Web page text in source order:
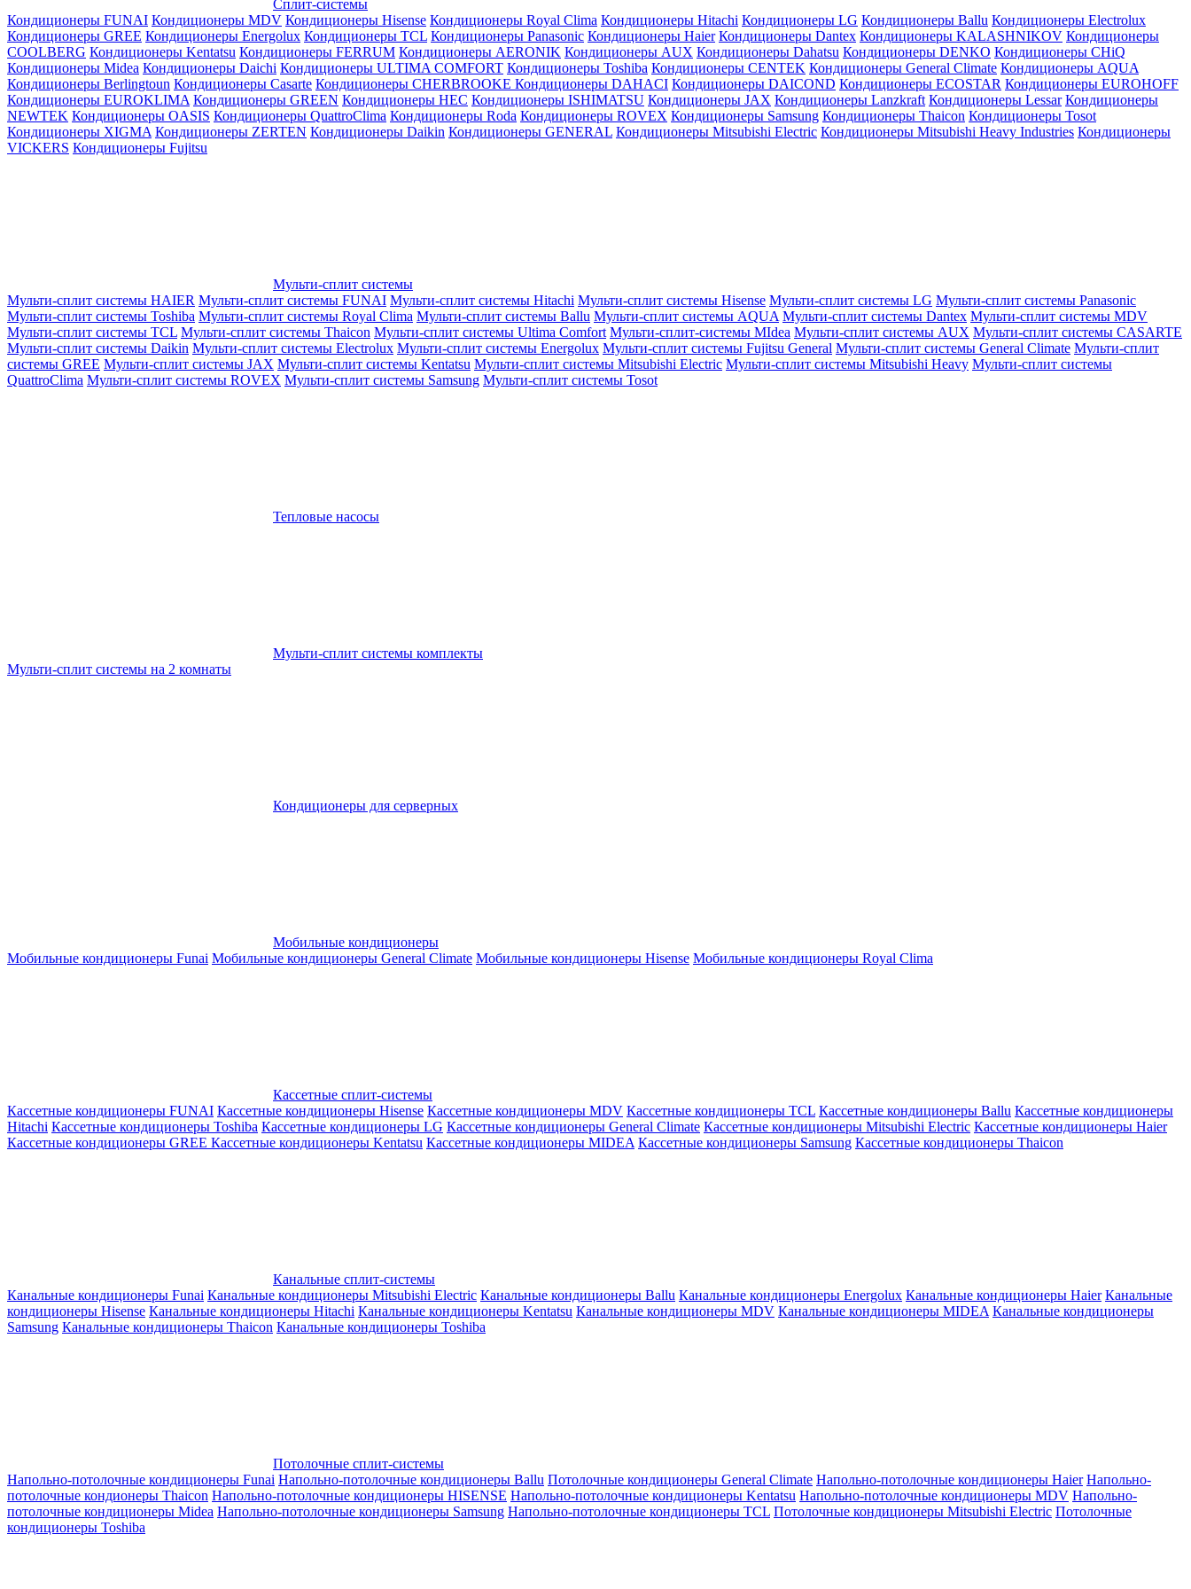
Сплит-системы
Кондиционеры FUNAI Кондиционеры MDV Кондиционеры Hisense Кондиционеры Royal Clima Кондиционеры Hitachi Кондиционеры LG Кондиционеры Ballu Кондиционеры Electrolux
Кондиционеры GREE Кондиционеры Energolux Кондиционеры TCL Кондиционеры Panasonic Кондиционеры Haier Кондиционеры Dantex Кондиционеры KALASHNIKOV Кондиционеры
СOOLBERG Кондиционеры Kentatsu Кондиционеры FERRUM Кондиционеры AERONIK Кондиционеры AUX Кондиционеры Dahatsu Кондиционеры DENKO Кондиционеры CHiQ
Кондиционеры Midea Кондиционеры Daichi Кондиционеры ULTIMA COMFORT Кондиционеры Toshiba Кондиционеры CENTEK Кондиционеры General Climate Кондиционеры AQUA
Кондиционеры Berlingtoun Кондиционеры Casarte Кондиционеры CHERBROOKE Кондиционеры DAHACI Кондиционеры DAICOND Кондиционеры ECOSTAR Кондиционеры EUROHOFF
Кондиционеры EUROKLIMA Кондиционеры GREEN Кондиционеры HEC Кондиционеры ISHIMATSU Кондиционеры JAX Кондиционеры Lanzkraft Кондиционеры Lessar Кондиционеры
NEWTEK Кондиционеры OASIS Кондиционеры QuattroClima Кондиционеры Roda Кондиционеры ROVEX Кондиционеры Samsung Кондиционеры Thaicon Кондиционеры Tosot
Кондиционеры XIGMA Кондиционеры ZERTEN Кондиционеры Daikin Кондиционеры GENERAL Кондиционеры Mitsubishi Electric Кондиционеры Mitsubishi Heavy Industries Кондиционеры
VICKERS Кондиционеры Fujitsu
Мульти-сплит системы
Мульти-сплит системы HAIER Мульти-сплит системы FUNAI Мульти-сплит системы Hitachi Мульти-сплит системы Hisense Мульти-сплит системы LG Мульти-сплит системы Panasonic
Мульти-сплит системы Toshiba Мульти-сплит системы Royal Clima Мульти-сплит системы Ballu Мульти-сплит системы AQUA Мульти-сплит системы Dantex Мульти-сплит системы MDV
Мульти-сплит системы TCL Мульти-сплит системы Thaicon Мульти-сплит системы Ultima Comfort Мульти-сплит-системы MIdea Мульти-сплит системы AUX Мульти-сплит системы CASARTE
Мульти-сплит системы Daikin Мульти-сплит системы Electrolux Мульти-сплит системы Energolux Мульти-сплит системы Fujitsu General Мульти-сплит системы General Climate Мульти-сплит
системы GREE Мульти-сплит системы JAX Мульти-сплит системы Kentatsu Мульти-сплит системы Mitsubishi Electric Мульти-сплит системы Mitsubishi Heavy Мульти-сплит системы
QuattroClima Мульти-сплит системы ROVEX Мульти-сплит системы Samsung Мульти-сплит системы Tosot
Тепловые насосы
Мульти-сплит системы комплекты
Мульти-сплит системы на 2 комнаты
Кондиционеры для серверных
Мобильные кондиционеры
Мобильные кондиционеры Funai Мобильные кондиционеры General Climate Мобильные кондиционеры Hisense Мобильные кондиционеры Royal Clima
Кассетные сплит-системы
Кассетные кондиционеры FUNAI Кассетные кондиционеры Hisense Кассетные кондиционеры MDV Кассетные кондиционеры TCL Кассетные кондиционеры Ballu Кассетные кондиционеры
Hitachi Кассетные кондиционеры Toshiba Кассетные кондиционеры LG Кассетные кондиционеры General Climate Кассетные кондиционеры Mitsubishi Electric Кассетные кондиционеры Haier
Кассетные кондиционеры GREE Кассетные кондиционеры Kentatsu Кассетные кондиционеры MIDEA Кассетные кондиционеры Samsung Кассетные кондиционеры Thaicon
Канальные сплит-системы
Канальные кондиционеры Funai Канальные кондиционеры Mitsubishi Electric Канальные кондиционеры Ballu Канальные кондиционеры Energolux Канальные кондиционеры Haier Канальные
кондиционеры Hisense Канальные кондиционеры Hitachi Канальные кондиционеры Kentatsu Канальные кондиционеры MDV Канальные кондиционеры MIDEA Канальные кондиционеры
Samsung Канальные кондиционеры Thaicon Канальные кондиционеры Toshiba
Потолочные сплит-системы
Напольно-потолочные кондиционеры Funai Напольно-потолочные кондиционеры Ballu Потолочные кондиционеры General Climate Напольно-потолочные кондиционеры Haier Напольно-
потолочные кондионеры Thaicon Напольно-потолочные кондиционеры HISENSE Напольно-потолочные кондиционеры Kentatsu Напольно-потолочные кондиционеры MDV Напольно-
потолочные кондиционеры Midea Напольно-потолочные кондиционеры Samsung Напольно-потолочные кондиционеры TCL Потолочные кондиционеры Mitsubishi Electric Потолочные
кондиционеры Toshiba